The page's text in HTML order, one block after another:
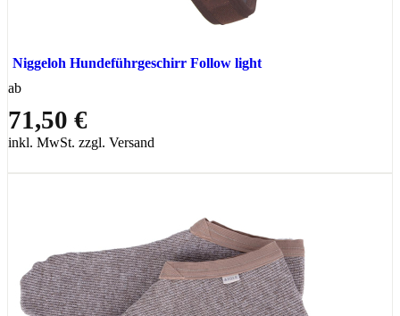
Niggeloh Hundeführgeschirr Follow light
ab
71,50 €
inkl. MwSt. zzgl. Versand